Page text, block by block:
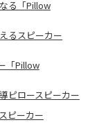
る「Pillow
るスピーカー
「Pillow
ピロースピーカー
ピーカー